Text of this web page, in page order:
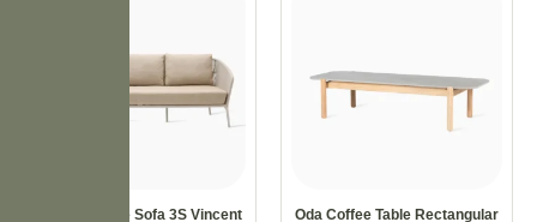
Akari Lounge Sofa 3S Vincent
Oda Coffee Table Rectangular